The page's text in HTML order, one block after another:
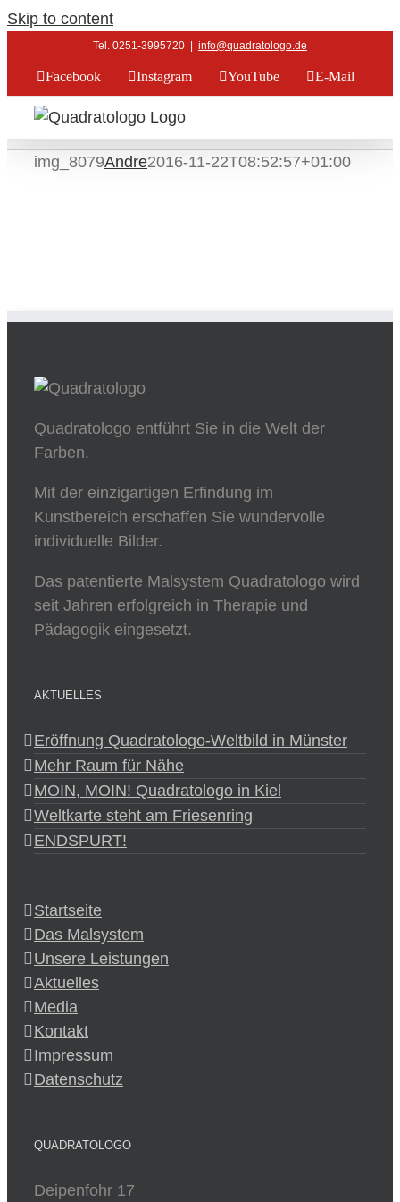
Skip to content
Tel. 0251-3995720 info@quadratologo.de
Facebook Instagram YouTube E-Mail
img_8079Andre2016-11-22T08:52:57+01:00
Quadratologo entführt Sie in die Welt der
Farben.
Mit der einzigartigen Erfindung im
Kunstbereich erschaffen Sie wundervolle
individuelle Bilder.
Das patentierte Malsystem Quadratologo wird
seit Jahren erfolgreich in Therapie und
Pädagogik eingesetzt.
AKTUELLES
Eröffnung Quadratologo-Weltbild in Münster
Mehr Raum für Nähe
MOIN, MOIN! Quadratologo in Kiel
Weltkarte steht am Friesenring
ENDSPURT!
Startseite
Das Malsystem
Unsere Leistungen
Aktuelles
Media
Kontakt
Impressum
Datenschutz
QUADRATOLOGO
Deipenfohr 17